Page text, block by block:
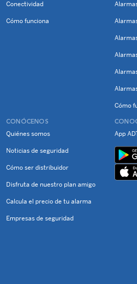
Conectividad
Cómo funciona
Cómo
CONÓCENOS
Quiénes somos
Noticias de seguridad
Cómo ser distribuidor
Disfruta de nuestro plan amigo
Calcula el precio de tu alarma
Empresas de seguridad
App